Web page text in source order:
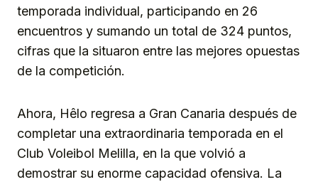
temporada individual, participando en 26
encuentros y sumando un total de 324 puntos,
cifras que la situaron entre las mejores opuestas
de la competición.
Ahora, Hêlo regresa a Gran Canaria después de
completar una extraordinaria temporada en el
Club Voleibol Melilla, en la que volvió a
demostrar su enorme capacidad ofensiva. La